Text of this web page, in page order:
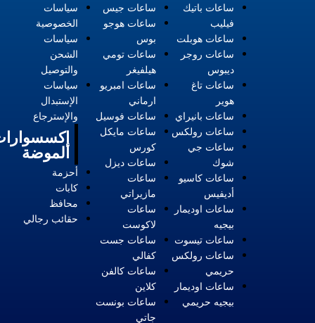
سياسات
الخصوصية
سياسات
الشحن
والتوصيل
سياسات
الإستبدال
والإسترجاع
الموضة
أحزمة
كابات
محافظ
حقائب رجالي
ساعات جيس
ساعات هوجو
بوس
ساعات تومي
هيلفيغر
ساعات امبريو
ارماني
ساعات فوسيل
ساعات مايكل
كورس
ساعات ديزل
ساعات
مازيراتي
ساعات
لاكوست
ساعات جست
كفالي
ساعات كالفن
كلاين
ساعات بونست
جاتي
ساعات باتيك
فيليب
ساعات هوبلت
ساعات روجر
ديبوس
ساعات تاغ
هوير
ساعات بانيراي
ساعات رولكس
ساعات جي
شوك
ساعات كاسيو
أديفيس
ساعات اوديمار
بيجيه
ساعات تيسوت
ساعات رولكس
حريمي
ساعات اوديمار
بيجيه حريمي